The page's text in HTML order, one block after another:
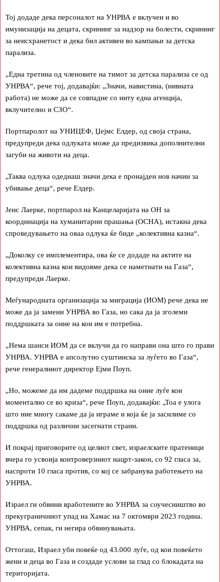
Тој додаде дека персоналот на УНРВА е вклучен и во
имунизација на децата, скрининг за надзор на болести, скрининг
за неисхранетост и дека бил активен во кампањи за детска
парализа.
„Една третина од членовите на тимот за детска парализа се од
УНРВА“, рече тој, додавајќи: „Значи, навистина, (нивната
работа) не може да се совпадне со ниту една агенција,
вклучително и СЗО“.
Портпаролот на УНИЦЕФ, Џејмс Елдер, од своја страна,
предупреди дека одлуката може да предизвика дополнителни
загуби на животи на деца.
„Таква одлука одеднаш значи дека е пронајден нов начин за
убивање деца“, рече Елдер.
Јенс Лаерке, портпарол на Канцеларијата на ОН за
координација на хуманитарни прашања (OCHA), истакна дека
спроведувањето на оваа одлука ќе биде „колективна казна“.
„Доколку се имплементира, ова ќе се додаде на актите на
колективна казна кои видовме дека се наметнати на Газа“,
предупреди Лаерке.
Меѓународната организација за миграција (ИОМ) рече дека не
може да ја замени УНРВА во Газа, но сака да ја зголеми
поддршката за оние на кои им е потребна.
„Нема шанси ИОМ да се вклучи да го направи она што го прави
УНРВА. УНРВА е апсолутно суштинска за луѓето во Газа“,
рече генералниот директор Ејми Поуп.
„Но, можеме да им дадеме поддршка на оние луѓе кои
моментално се во криза“, рече Поуп, додавајќи: „Тоа е улога
што ние многу сакаме да ја играме и која ќе ја засилиме со
поддршка од различни засегнати страни.
И покрај приговорите од целиот свет, израелските пратеници
вчера го усвоија контроверзниот нацрт-закон, со 92 гласа за,
наспроти 10 гласа против, со кој се забранува работењето на
УНРВА.
Израел ги обвини вработените во УНРВА за соучесништво во
прекуграничниот упад на Хамас на 7 октомври 2023 година.
УНРВА, сепак, ги негира обвинувањата.
Оттогаш, Израел уби повеќе од 43.000 луѓе, од кои повеќето
жени и деца во Газа и создаде услови за глад со блокадата на
територијата.